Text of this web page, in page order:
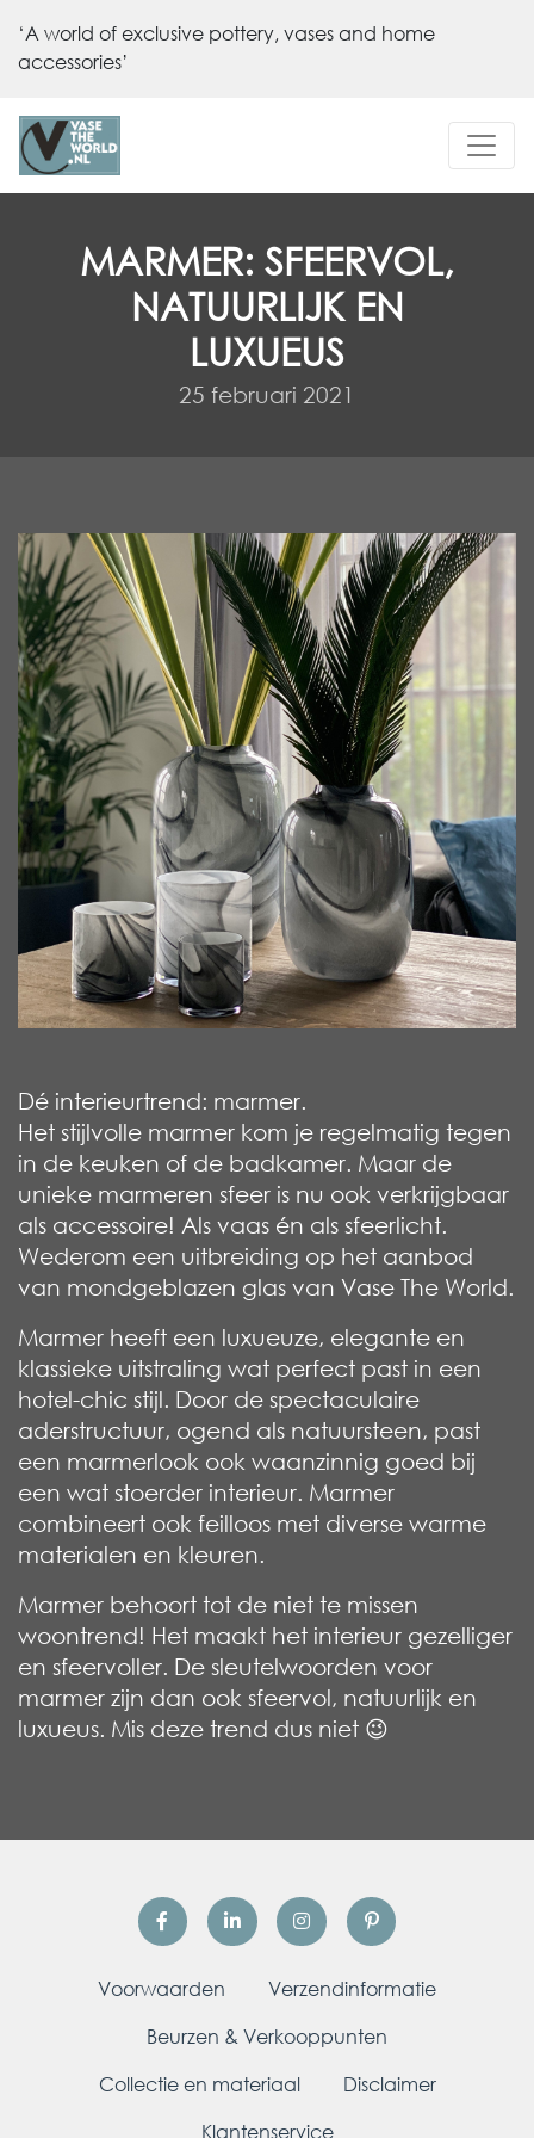
‘A world of exclusive pottery, vases and home
accessories’
MARMER: SFEERVOL,
NATUURLIJK EN
LUXUEUS
25 februari 2021
Dé interieurtrend: marmer.
Het stijlvolle marmer kom je regelmatig tegen
in de keuken of de badkamer. Maar de
unieke marmeren sfeer is nu ook verkrijgbaar
als accessoire! Als vaas én als sfeerlicht.
Wederom een uitbreiding op het aanbod
van mondgeblazen glas van Vase The World.
Marmer heeft een luxueuze, elegante en
klassieke uitstraling wat perfect past in een
hotel-chic stijl. Door de spectaculaire
aderstructuur, ogend als natuursteen, past
een marmerlook ook waanzinnig goed bij
een wat stoerder interieur. Marmer
combineert ook feilloos met diverse warme
materialen en kleuren.
Marmer behoort tot de niet te missen
woontrend! Het maakt het interieur gezelliger
en sfeervoller. De sleutelwoorden voor
marmer zijn dan ook sfeervol, natuurlijk en
luxueus. Mis deze trend dus niet 😉
Voorwaarden
Verzendinformatie
Beurzen & Verkooppunten
Collectie en materiaal
Disclaimer
Klantenservice